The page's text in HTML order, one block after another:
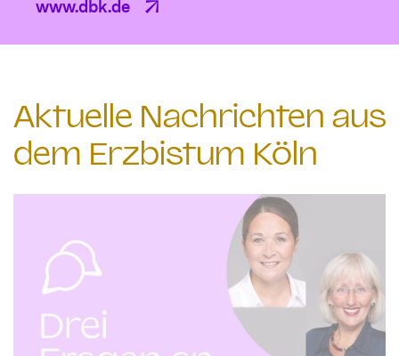
www.dbk.de
Aktuelle Nachrichten aus
dem Erzbistum Köln